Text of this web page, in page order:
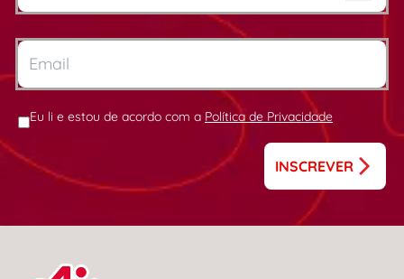
Eu li e estou de acordo com a Política de Privacidade
INSCREVER